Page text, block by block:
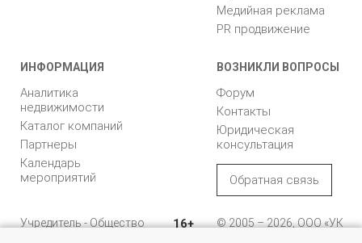
Медийная реклама
PR продвижение
ИНФОРМАЦИЯ
Аналитика
недвижимости
Каталог компаний
Партнеры
Календарь
мероприятий
ВОЗНИКЛИ ВОПРОСЫ
Форум
Контакты
Юридическая
консультация
Обратная связь
Учредитель - Общество
16+
© 2005 – 2026, ООО «УК